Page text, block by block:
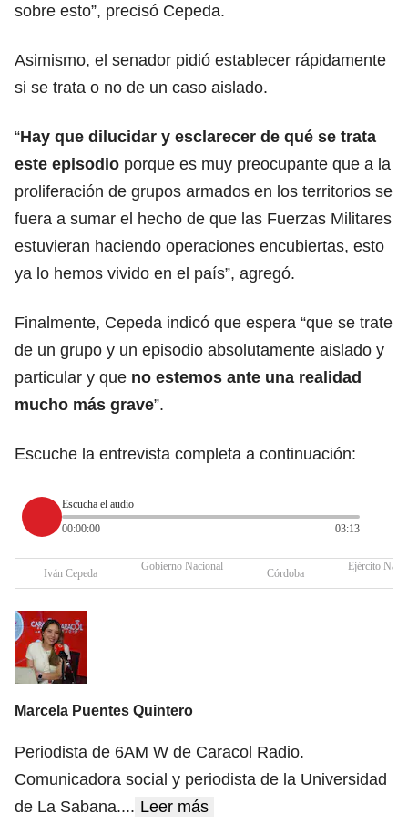
sobre esto”, precisó Cepeda.
Asimismo, el senador pidió establecer rápidamente
si se trata o no de un caso aislado.
“Hay que dilucidar y esclarecer de qué se trata
este episodio porque es muy preocupante que a la
proliferación de grupos armados en los territorios se
fuera a sumar el hecho de que las Fuerzas Militares
estuvieran haciendo operaciones encubiertas, esto
ya lo hemos vivido en el país”, agregó.
Finalmente, Cepeda indicó que espera “que se trate
de un grupo y un episodio absolutamente aislado y
particular y que no estemos ante una realidad
mucho más grave”.
Escuche la entrevista completa a continuación:
Escucha el audio
00:00:00
03:13
Iván Cepeda
Gobierno Nacional
Córdoba
Ejército
Marcela Puentes Quintero
Periodista de 6AM W de Caracol Radio.
Comunicadora social y periodista de la Universidad
de La Sabana.... Leer más